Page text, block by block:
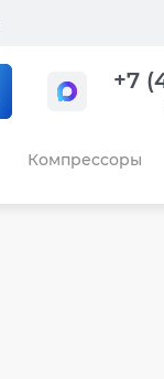
+7
Компрессоры